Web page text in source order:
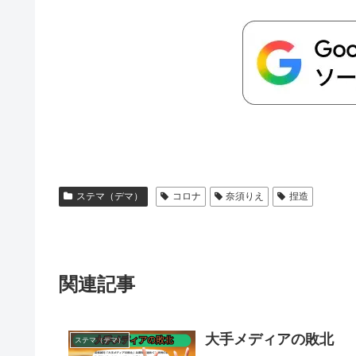
ステマ（デマ） コロナ 奈須りえ 捏造
関連記事
ステマ（デマ） 大手メディアの敗北